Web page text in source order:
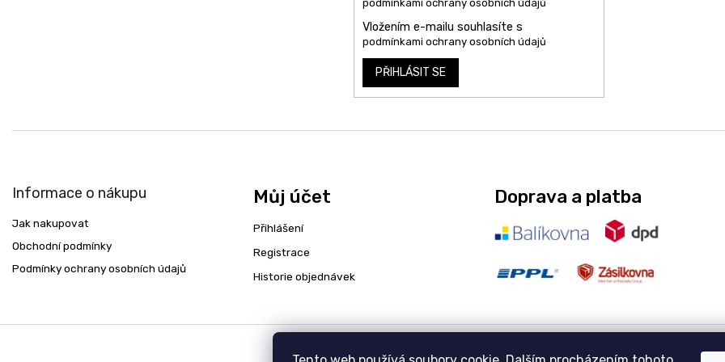
podmínkami ochrany osobních údajů
Vložením e-mailu souhlasíte s
podmínkami ochrany osobních údajů
PŘIHLÁSIT SE
Informace o nákupu
Jak nakupovat
Obchodní podmínky
Podmínky ochrany osobních údajů
Můj účet
Přihlášení
Registrace
Historie objednávek
Doprava a platba